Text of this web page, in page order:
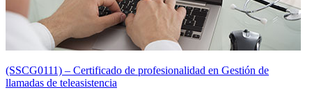
(SSCG0111) – Certificado de profesionalidad en Gestión de
llamadas de teleasistencia